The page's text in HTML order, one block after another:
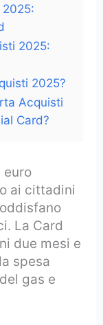
2025:
2025?
Acquisti
Card?
euro
ai cittadini
La Card
due mesi e
spesa
gas e